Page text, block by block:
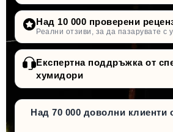
Над 10 000 проверени
Реални отзиви, за да пазарувате с
Експертна поддръжка от
хумидори
Над 70 000 доволни клиенти